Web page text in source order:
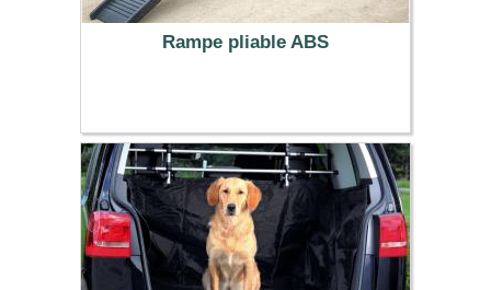
Rampe pliable ABS
77.99 €